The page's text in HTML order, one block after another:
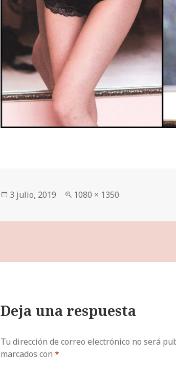
Publicado
3 julio, 2019
Tamaño
1080 × 1350
Deja una respuesta
Tu dirección de correo electrónico no será
marcados con*